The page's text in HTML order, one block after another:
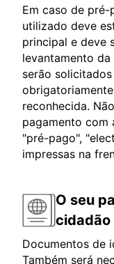
Em caso de
utilizado deve
principal e deve
levantamento
serão
reconhecida.
pagamento com
"pré-pago",
impressas na
O seu
cidadão
Documentos de
Também será